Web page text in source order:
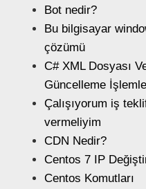
Bot nedir?
Bu bilgisayar
çözümü
C# XML Dosyası
Güncelleme
Çalışıyorum iş
vermeliyim
CDN Nedir?
Centos 7 IP
Centos Komutları